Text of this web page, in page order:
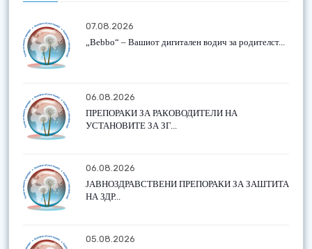
07.08.2026
„Bebbo“ – Вашиот дигитален водич за родителст...
06.08.2026
ПРЕПОРАКИ ЗА РАКОВОДИТЕЛИ НА
УСТАНОВИТЕ ЗА ЗГ...
06.08.2026
ЈАВНОЗДРАВСТВЕНИ ПРЕПОРАКИ ЗА ЗАШТИТА
НА ЗДР...
05.08.2026